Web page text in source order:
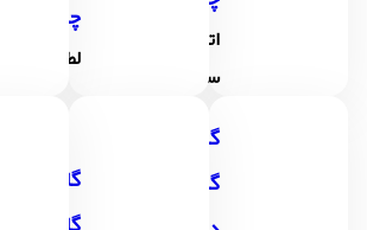
اتفّاق
ساده
چهارم
لطف حق
گام به
گام
گام به